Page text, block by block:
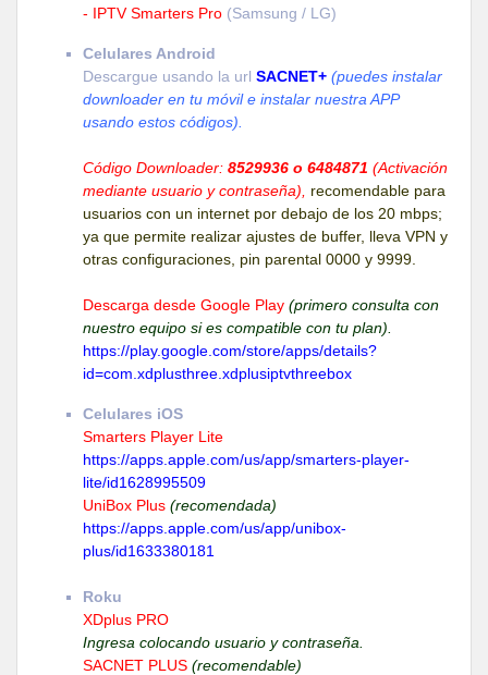
- IPTV Smarters Pro (Samsung / LG)
Celulares Android
Descargue usando la url SACNET+ (puedes instalar
downloader en tu móvil e instalar nuestra APP
usando estos códigos).
Código Downloader: 8529936 o 6484871 (Activación
mediante usuario y contraseña), recomendable para
usuarios con un internet por debajo de los 20 mbps;
ya que permite realizar ajustes de buffer, lleva VPN y
otras configuraciones, pin parental 0000 y 9999.
Descarga desde Google Play (primero consulta con
nuestro equipo si es compatible con tu plan).
https://play.google.com/store/apps/details?
id=com.xdplusthree.xdplusiptvthreebox
Celulares iOS
Smarters Player Lite
https://apps.apple.com/us/app/smarters-player-
lite/id1628995509
UniBox Plus (recomendada)
https://apps.apple.com/us/app/unibox-
plus/id1633380181
Roku
XDplus PRO
Ingresa colocando usuario y contraseña.
SACNET PLUS (recomendable)